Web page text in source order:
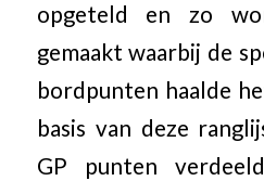
opgeteld en zo
gemaakt waarbij de
bordpunten haalde
basis van deze
GP punten